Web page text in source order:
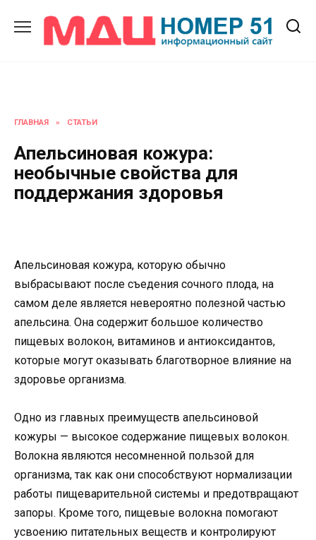
содержанию
ГЛАВНАЯ » СТАТЬИ
Апельсиновая кожура:
необычные свойства для
поддержания здоровья
Апельсиновая кожура, которую обычно
выбрасывают после съедения сочного плода, на
самом деле является невероятно полезной частью
апельсина. Она содержит большое количество
пищевых волокон, витаминов и антиоксидантов,
которые могут оказывать благотворное влияние на
здоровье организма.
Одно из главных преимуществ апельсиновой
кожуры — высокое содержание пищевых волокон.
Волокна являются несомненной пользой для
организма, так как они способствуют нормализации
работы пищеварительной системы и предотвращают
запоры. Кроме того, пищевые волокна помогают
усвоению питательных веществ и контролируют